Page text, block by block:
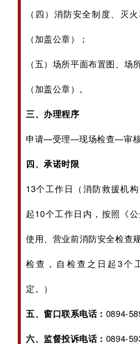
（四）消防安全制度、灭
（加盖公章）；
（五）场所平面布置图、场
（加盖公章）。
三、办理程序
申请—受理—现场检查—审
四、承诺时限
13个工作日（消防救援机
起10个工作日内，按照《
使用、营业前消防安全检查
检查，自检查之日起3个
定。）
五、窗口联系电话： 0894-
六、监督投诉电话： 0894-